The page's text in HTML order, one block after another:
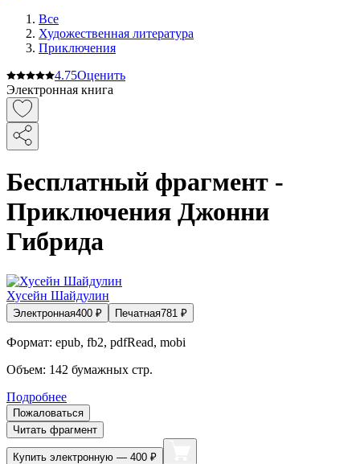
Все
Художественная литература
Приключения
4.75Оценить
Электронная книга
Бесплатный фрагмент -
Приключения Джонни
Гибрида
Хусейн Шайдулин
Электронная400 ₽ Печатная781 ₽
Формат: epub, fb2, pdfRead, mobi
Объем: 142 бумажных стр.
Подробнее
Пожаловаться
Читать фрагмент
Купить электронную — 400 ₽